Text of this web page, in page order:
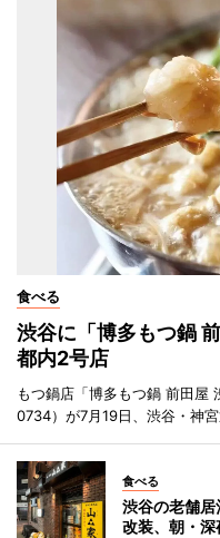
食べる
渋谷に「博多もつ鍋
都内2号店
もつ鍋店「博多もつ鍋 前田屋
0734）が7月19日、渋谷・神宮
食べる
渋谷の老舗
改装、朝・深